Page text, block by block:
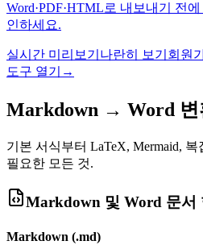
Word·PDF·HTML로 내보내기 전
인하세요.
실시간 미리보기 나란히 보기 회원
도구 열기 →
Markdown → Word 변
기본 서식부터 LaTeX, Mermaid,
필요한 모든 것.
Markdown 및 Word 문서
Markdown (.md)